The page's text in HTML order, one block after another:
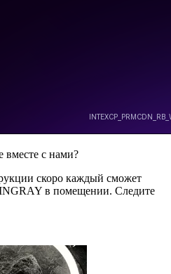
вместе с нами?
скоро каждый сможет
в помещении. Следите